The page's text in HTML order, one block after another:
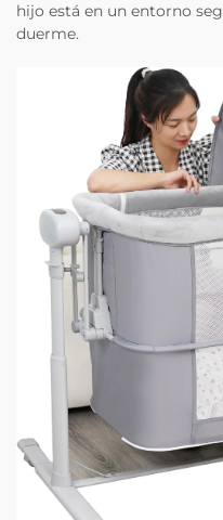
hijo está en un entorno
duerme.